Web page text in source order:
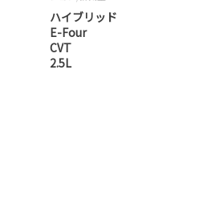
ハイブリッド
E-Four
CVT
2.5L